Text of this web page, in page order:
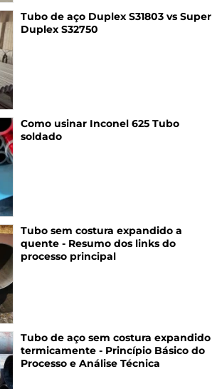
Tubo de aço Duplex S31803 vs Super
Duplex S32750
Como usinar Inconel 625 Tubo
soldado
Tubo sem costura expandido a
quente - Resumo dos links do
processo principal
Tubo de aço sem costura expandido
termicamente - Princípio Básico do
Processo e Análise Técnica